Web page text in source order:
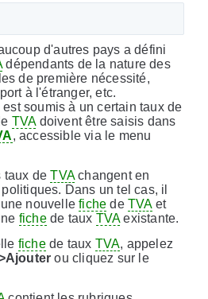
d'autres pays a défini
dépendants de la nature des
de première nécessité,
à l'étranger, etc.
soumis à un certain taux de
TVAdoivent être saisis dans
, accessible via le menu
taux deTVAchangent en
Dans un tel cas, il
une nouvellefiche deTVAet
fichede taux TVAexistante.
fichede taux TVA, appelez
ou cliquez sur le